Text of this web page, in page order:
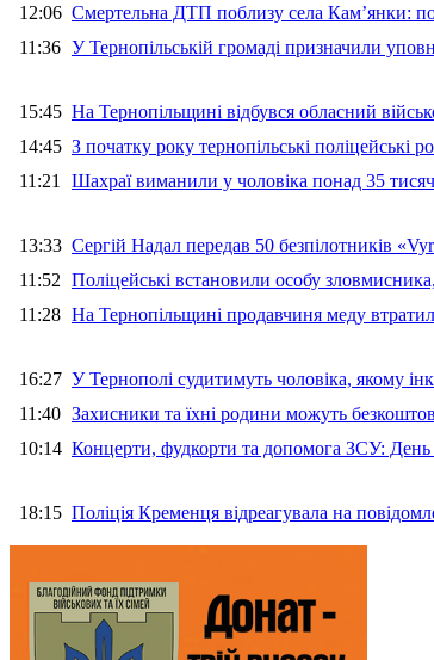
12:06 Смертельна ДТП поблизу села Кам’янки:
11:36 У Тернопільській громаді призначили
15:45 На Тернопільщині відбувся обласний
14:45 З початку року тернопільські поліцейські
11:21 Шахраї виманили у чоловіка понад 35
13:33 Сергій Надал передав 50 безпілотників
11:52 Поліцейські встановили особу
11:28 На Тернопільщині продавчиня меду
16:27 У Тернополі судитимуть чоловіка, якому
11:40 Захисники та їхні родини можуть
10:14 Концерти, фудкорти та допомога ЗСУ: День
18:15 Поліція Кременця відреагувала на